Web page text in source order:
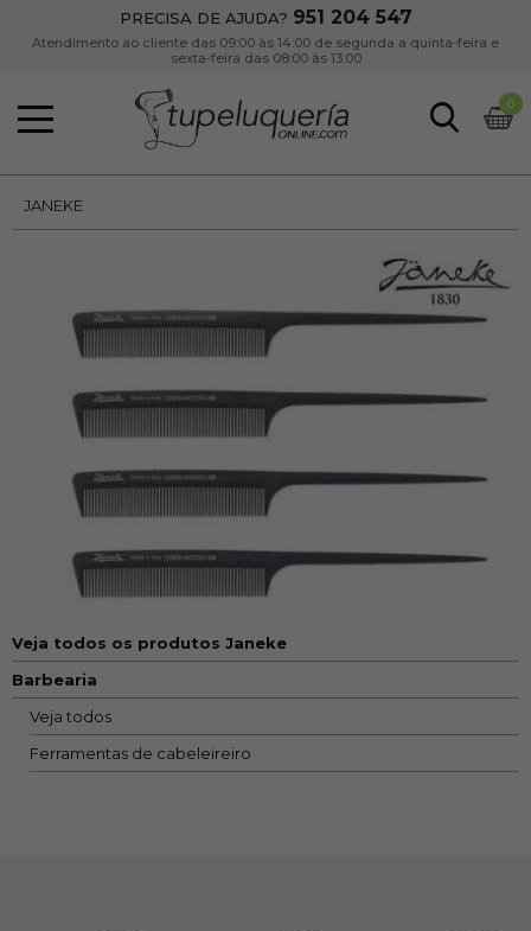
PRECISA DE AJUDA? 951 204 547
Atendimento ao cliente das 09:00 às 14:00 de segunda a quinta-feira e
sexta-feira das 08:00 às 13:00
0
JANEKE
Veja todos os produtos Janeke
Barbearia
Veja todos
Ferramentas de cabeleireiro